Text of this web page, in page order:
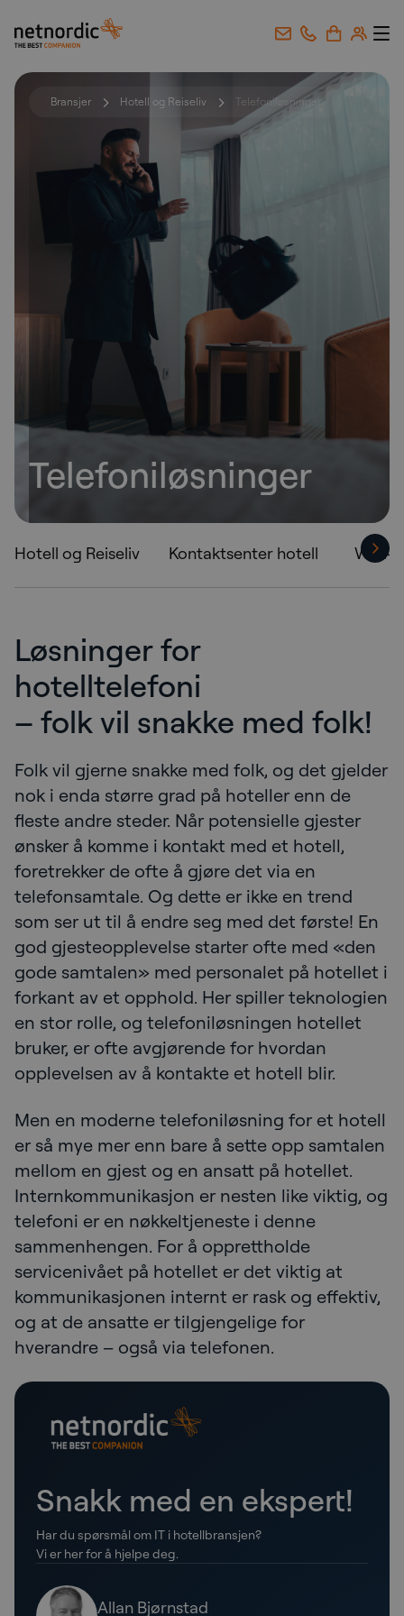
NetNordic Norway
Bransjer Hotell og Reiseliv Telefoniløsninger
Telefoniløsninger
Hotell og Reiseliv Kontaktsenter hotell WiFi-
Løsninger for
hotelltelefoni
– folk vil snakke med folk!
Folk vil gjerne snakke med folk, og det gjelder
nok i enda større grad på hoteller enn de
fleste andre steder. Når potensielle gjester
ønsker å komme i kontakt med et hotell,
foretrekker de ofte å gjøre det via en
telefonsamtale. Og dette er ikke en trend
som ser ut til å endre seg med det første! En
god gjesteopplevelse starter ofte med «den
gode samtalen» med personalet på hotellet i
forkant av et opphold. Her spiller teknologien
en stor rolle, og telefoniløsningen hotellet
bruker, er ofte avgjørende for hvordan
opplevelsen av å kontakte et hotell blir.
Men en moderne telefoniløsning for et hotell
er så mye mer enn bare å sette opp samtalen
mellom en gjest og en ansatt på hotellet.
Internkommunikasjon er nesten like viktig, og
telefoni er en nøkkeltjeneste i denne
sammenhengen. For å opprettholde
servicenivået på hotellet er det viktig at
kommunikasjonen internt er rask og effektiv,
og at de ansatte er tilgjengelige for
hverandre – også via telefonen.
Snakk med en ekspert!
Har du spørsmål om IT i hotellbransjen?
Vi er her for å hjelpe deg.
Allan Bjørnstad